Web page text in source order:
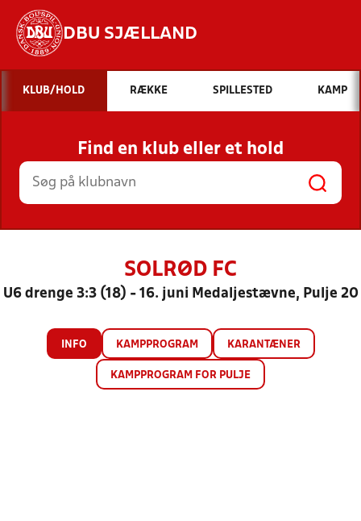
DBU SJÆLLAND
Hvad vil du søge efter?
INDHOLD OG NYHEDER
STILLINGER, RESULTATER, KLUBBER OG
HOLD
KLUB/HOLD RÆKKE SPILLESTED KAMP
Find en klub eller et hold
SOLRØD FC
U6 drenge 3:3 (18) - 16. juni Medaljestævne, Pulje 20
INFO KAMPPROGRAM KARANTÆNER
KAMPPROGRAM FOR PULJE